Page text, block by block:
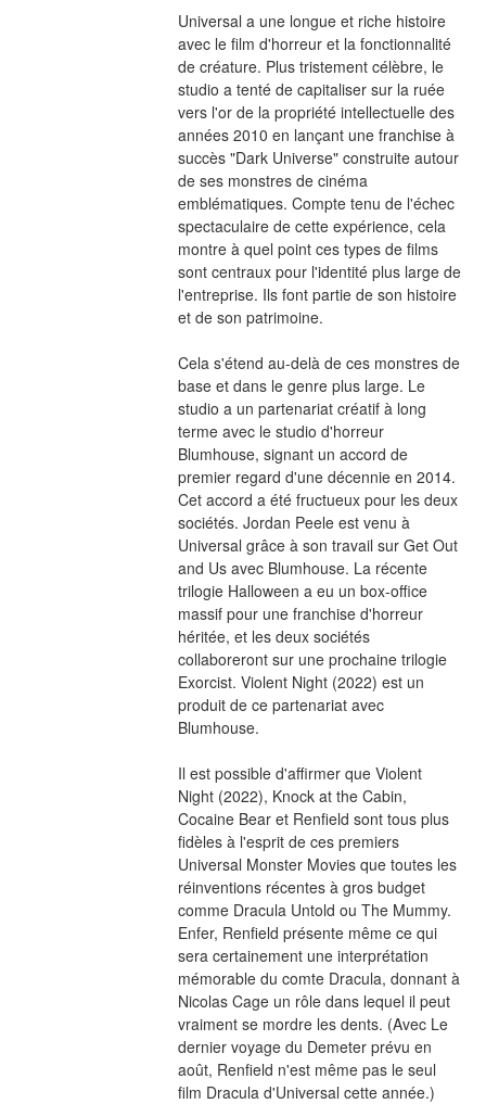
Universal a une longue et riche histoire
avec le film d'horreur et la fonctionnalité
de créature. Plus tristement célèbre, le
studio a tenté de capitaliser sur la ruée
vers l'or de la propriété intellectuelle des
années 2010 en lançant une franchise à
succès "Dark Universe" construite autour
de ses monstres de cinéma
emblématiques. Compte tenu de l'échec
spectaculaire de cette expérience, cela
montre à quel point ces types de films
sont centraux pour l'identité plus large de
l'entreprise. Ils font partie de son histoire
et de son patrimoine.
Cela s'étend au-delà de ces monstres de
base et dans le genre plus large. Le
studio a un partenariat créatif à long
terme avec le studio d'horreur
Blumhouse, signant un accord de
premier regard d'une décennie en 2014.
Cet accord a été fructueux pour les deux
sociétés. Jordan Peele est venu à
Universal grâce à son travail sur Get Out
and Us avec Blumhouse. La récente
trilogie Halloween a eu un box-office
massif pour une franchise d'horreur
héritée, et les deux sociétés
collaboreront sur une prochaine trilogie
Exorcist. Violent Night (2022) est un
produit de ce partenariat avec
Blumhouse.
Il est possible d'affirmer que Violent
Night (2022), Knock at the Cabin,
Cocaine Bear et Renfield sont tous plus
fidèles à l'esprit de ces premiers
Universal Monster Movies que toutes les
réinventions récentes à gros budget
comme Dracula Untold ou The Mummy.
Enfer, Renfield présente même ce qui
sera certainement une interprétation
mémorable du comte Dracula, donnant à
Nicolas Cage un rôle dans lequel il peut
vraiment se mordre les dents. (Avec Le
dernier voyage du Demeter prévu en
août, Renfield n'est même pas le seul
film Dracula d'Universal cette année.)